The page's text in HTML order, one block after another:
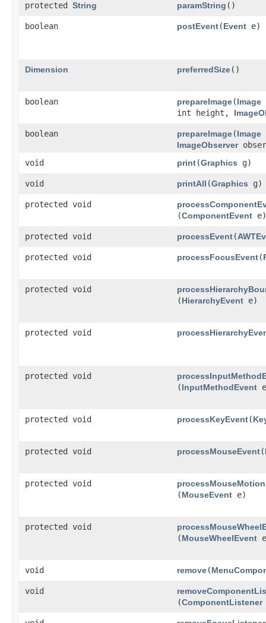
protected String paramString ()
boolean postEvent​(Event e)
Dimension preferredSize()
boolean prepareImage​(Image
int height,
boolean prepareImage​(Image
ImageObserver
void
print​(Graphics g)
void printAll ​(Graphics g)
protected void
(ComponentEvent e)
protected void processEvent​(
protected void processFocusEvent​(
protected void
(HierarchyEvent e)
protected void
protected void
(InputMethodEvent
protected void processKeyEvent​(
protected void processMouseEvent​(
protected void
(MouseEvent e)
protected void
(MouseWheelEvent
void remove​(
void
(ComponentListener